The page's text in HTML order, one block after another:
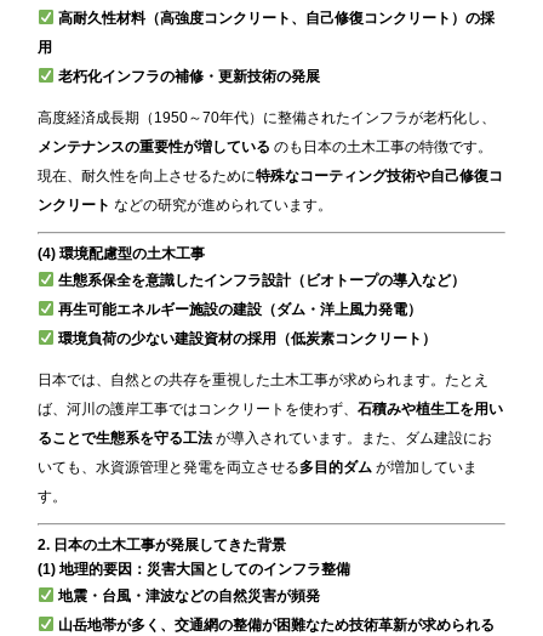
高耐久性材料（高強度コンクリート、自己修復コンクリート）の採
用
老朽化インフラの補修・更新技術の発展
高度経済成長期（1950～70年代）に整備されたインフラが老朽化し、
メンテナンスの重要性が増している のも日本の土木工事の特徴です。
現在、耐久性を向上させるために特殊なコーティング技術や自己修復コ
ンクリート などの研究が進められています。
(4) 環境配慮型の土木工事
生態系保全を意識したインフラ設計（ビオトープの導入など）
再生可能エネルギー施設の建設（ダム・洋上風力発電）
環境負荷の少ない建設資材の採用（低炭素コンクリート）
日本では、自然との共存を重視した土木工事が求められます。たとえ
ば、河川の護岸工事ではコンクリートを使わず、石積みや植生工を用い
ることで生態系を守る工法 が導入されています。また、ダム建設にお
いても、水資源管理と発電を両立させる多目的ダム が増加していま
す。
2. 日本の土木工事が発展してきた背景
(1) 地理的要因：災害大国としてのインフラ整備
地震・台風・津波などの自然災害が頻発
山岳地帯が多く、交通網の整備が困難なため技術革新が求められる